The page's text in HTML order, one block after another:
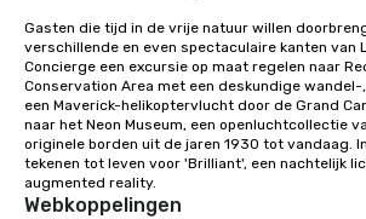
Gasten die tijd in de vrije natuur willen
verschillende en even spectaculaire kanten van
Concierge een excursie op maat regelen naar
Conservation Area met een deskundige
een Maverick-helikoptervlucht door de Grand
naar het Neon Museum, een openluchtcollectie
originele borden uit de jaren 1930 tot vandaag.
tekenen tot leven voor 'Brilliant', een nachtelijk
augmented reality.
Webkoppelingen